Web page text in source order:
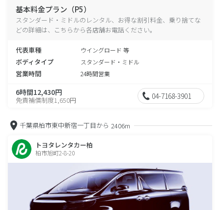
基本料金プラン（P5）
スタンダード・ミドルのレンタル、お得な割引料金、乗り捨てな
どの詳細は、こちらから各店舗お電話ください。
代表車種 ウイングロード 等
ボディタイプ スタンダード・ミドル
営業時間 24時間営業
6時間12,430円
免責補償制度1,650円 04-7168-3901
千葉県柏市東中新宿一丁目から 2406m
トヨタレンタカー柏
柏市旭町2-8-20